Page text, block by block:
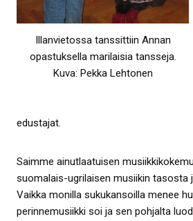
Illanvietossa tanssittiin Annan
opastuksella marilaisia tansseja.
Kuva: Pekka Lehtonen
edustajat.
Saimme ainutlaatuisen
suomalais-ugrilaisen musiikin tasosta
Vaikka monilla sukukansoilla menee
perinnemusiikki soi ja sen pohjalta